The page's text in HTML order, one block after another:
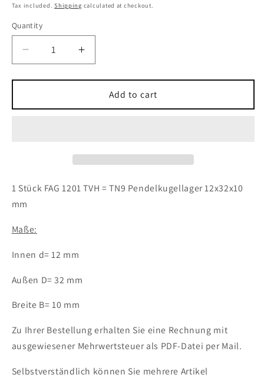
price
Tax included.Shipping calculated at checkout.
Quantity
Decrease
quantity
for
FAG
12x32x10
Kugellager
Increase
quantity
for
FAG
ETN9
12x32x10
Add to cart
1 Stück FAG 1201 TVH = TN9 Pendelkugellager 12x32x10
mm
Maße:
Innen d= 12 mm
Außen D= 32 mm
Breite B= 10 mm
Zu Ihrer Bestellung erhalten Sie eine Rechnung mit
ausgewiesener Mehrwertsteuer als PDF-Datei per Mail.
Selbstverständlich können Sie mehrere Artikel